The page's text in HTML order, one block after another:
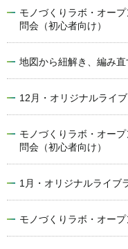
モノづくりラボ・オー
問会（初心者向け）
地図から紐解き、編み
12月・オリジナルライ
モノづくりラボ・オー
問会（初心者向け）
1月・オリジナルライブ
モノづくりラボ・オー